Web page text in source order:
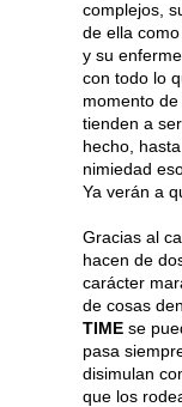
complejos,
de ella
y su
con todo lo
momento
tienden a
hecho,
nimiedad
Ya verán a
Gracias al
hacen de
carácter
de cosas
TIME se
pasa
disimulan
que los